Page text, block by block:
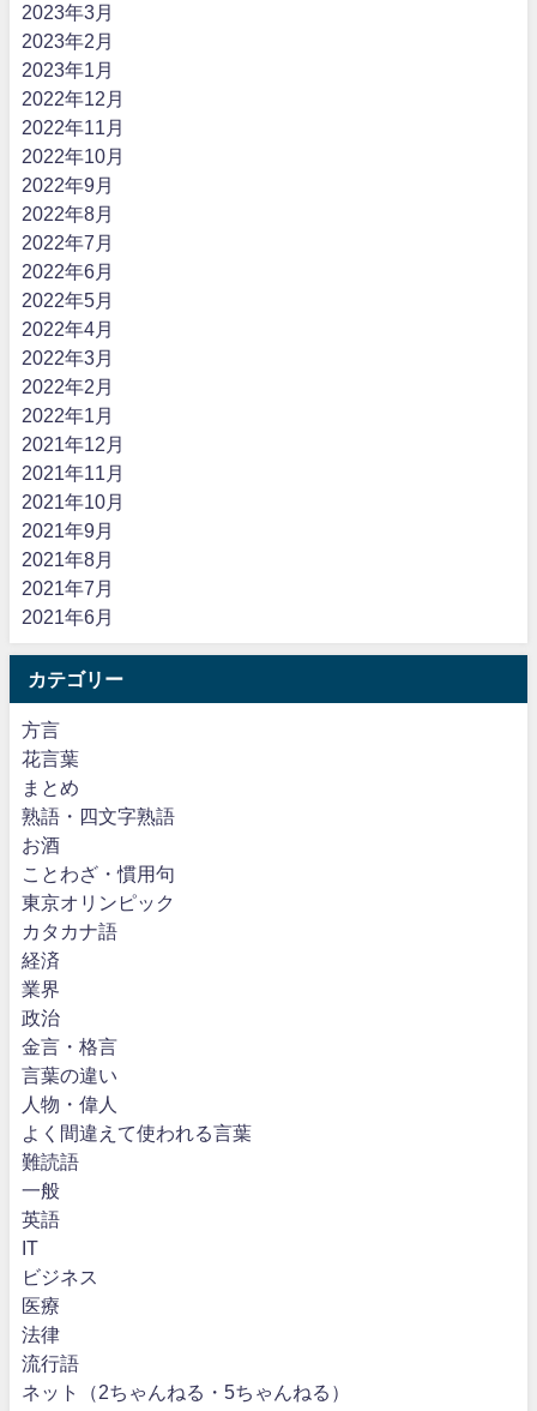
2023年3月
2023年2月
2023年1月
2022年12月
2022年11月
2022年10月
2022年9月
2022年8月
2022年7月
2022年6月
2022年5月
2022年4月
2022年3月
2022年2月
2022年1月
2021年12月
2021年11月
2021年10月
2021年9月
2021年8月
2021年7月
2021年6月
カテゴリー
方言
花言葉
まとめ
熟語・四文字熟語
お酒
ことわざ・慣用句
東京オリンピック
カタカナ語
経済
業界
政治
金言・格言
言葉の違い
人物・偉人
よく間違えて使われる言葉
難読語
一般
英語
IT
ビジネス
医療
法律
流行語
ネット（2ちゃんねる・5ちゃんねる）